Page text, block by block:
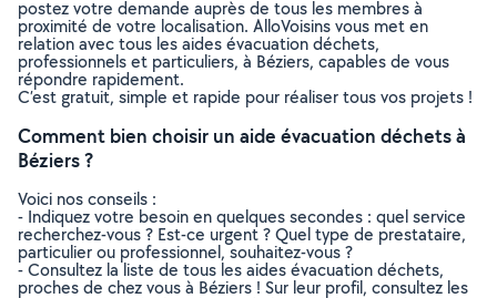
postez votre demande auprès de tous les membres à
proximité de votre localisation. AlloVoisins vous met en
relation avec tous les aides évacuation déchets,
professionnels et particuliers, à Béziers, capables de vous
répondre rapidement.
C’est gratuit, simple et rapide pour réaliser tous vos projets !
Comment bien choisir un aide évacuation déchets à
Béziers ?
Voici nos conseils :
- Indiquez votre besoin en quelques secondes : quel service
recherchez-vous ? Est-ce urgent ? Quel type de prestataire,
particulier ou professionnel, souhaitez-vous ?
- Consultez la liste de tous les aides évacuation déchets,
proches de chez vous à Béziers ! Sur leur profil, consultez les